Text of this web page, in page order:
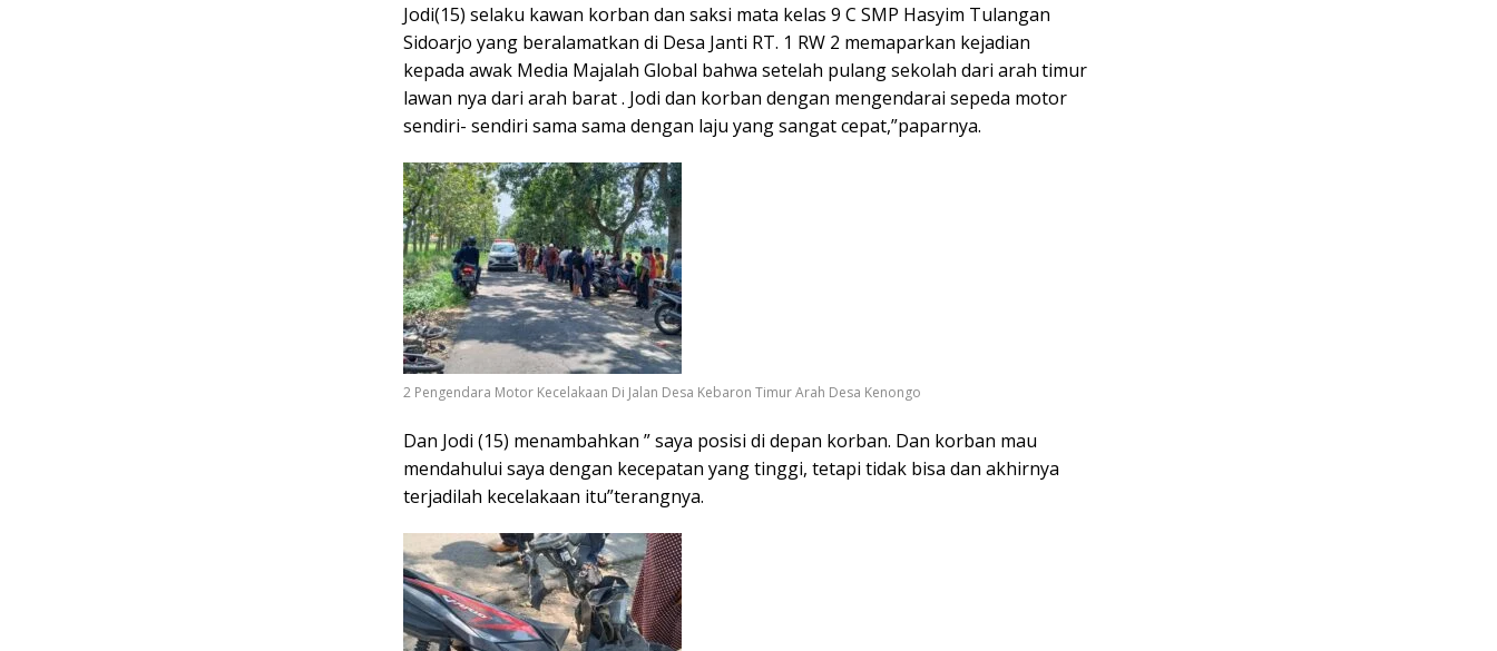
Jodi(15) selaku kawan korban dan saksi mata kelas 9 C SMP Hasyim Tulangan
Sidoarjo yang beralamatkan di Desa Janti RT. 1 RW 2 memaparkan kejadian
kepada awak Media Majalah Global bahwa setelah pulang sekolah dari arah timur
lawan nya dari arah barat . Jodi dan korban dengan mengendarai sepeda motor
sendiri- sendiri sama sama dengan laju yang sangat cepat,”paparnya.
2 Pengendara Motor Kecelakaan Di Jalan Desa Kebaron Timur Arah Desa Kenongo
Dan Jodi (15) menambahkan ” saya posisi di depan korban. Dan korban mau
mendahului saya dengan kecepatan yang tinggi, tetapi tidak bisa dan akhirnya
terjadilah kecelakaan itu”terangnya.